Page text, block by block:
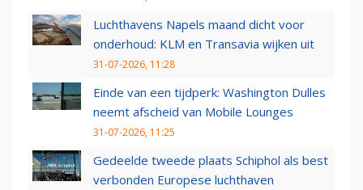
Luchthavens Napels maand dicht voor
onderhoud: KLM en Transavia wijken uit
31-07-2026, 11:28
Einde van een tijdperk: Washington Dulles
neemt afscheid van Mobile Lounges
31-07-2026, 11:25
Gedeelde tweede plaats Schiphol als best
verbonden Europese luchthaven